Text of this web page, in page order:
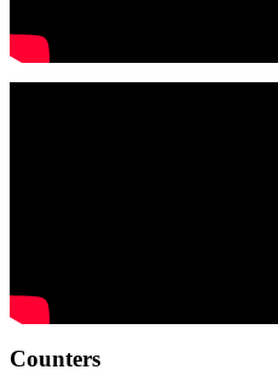
Counters